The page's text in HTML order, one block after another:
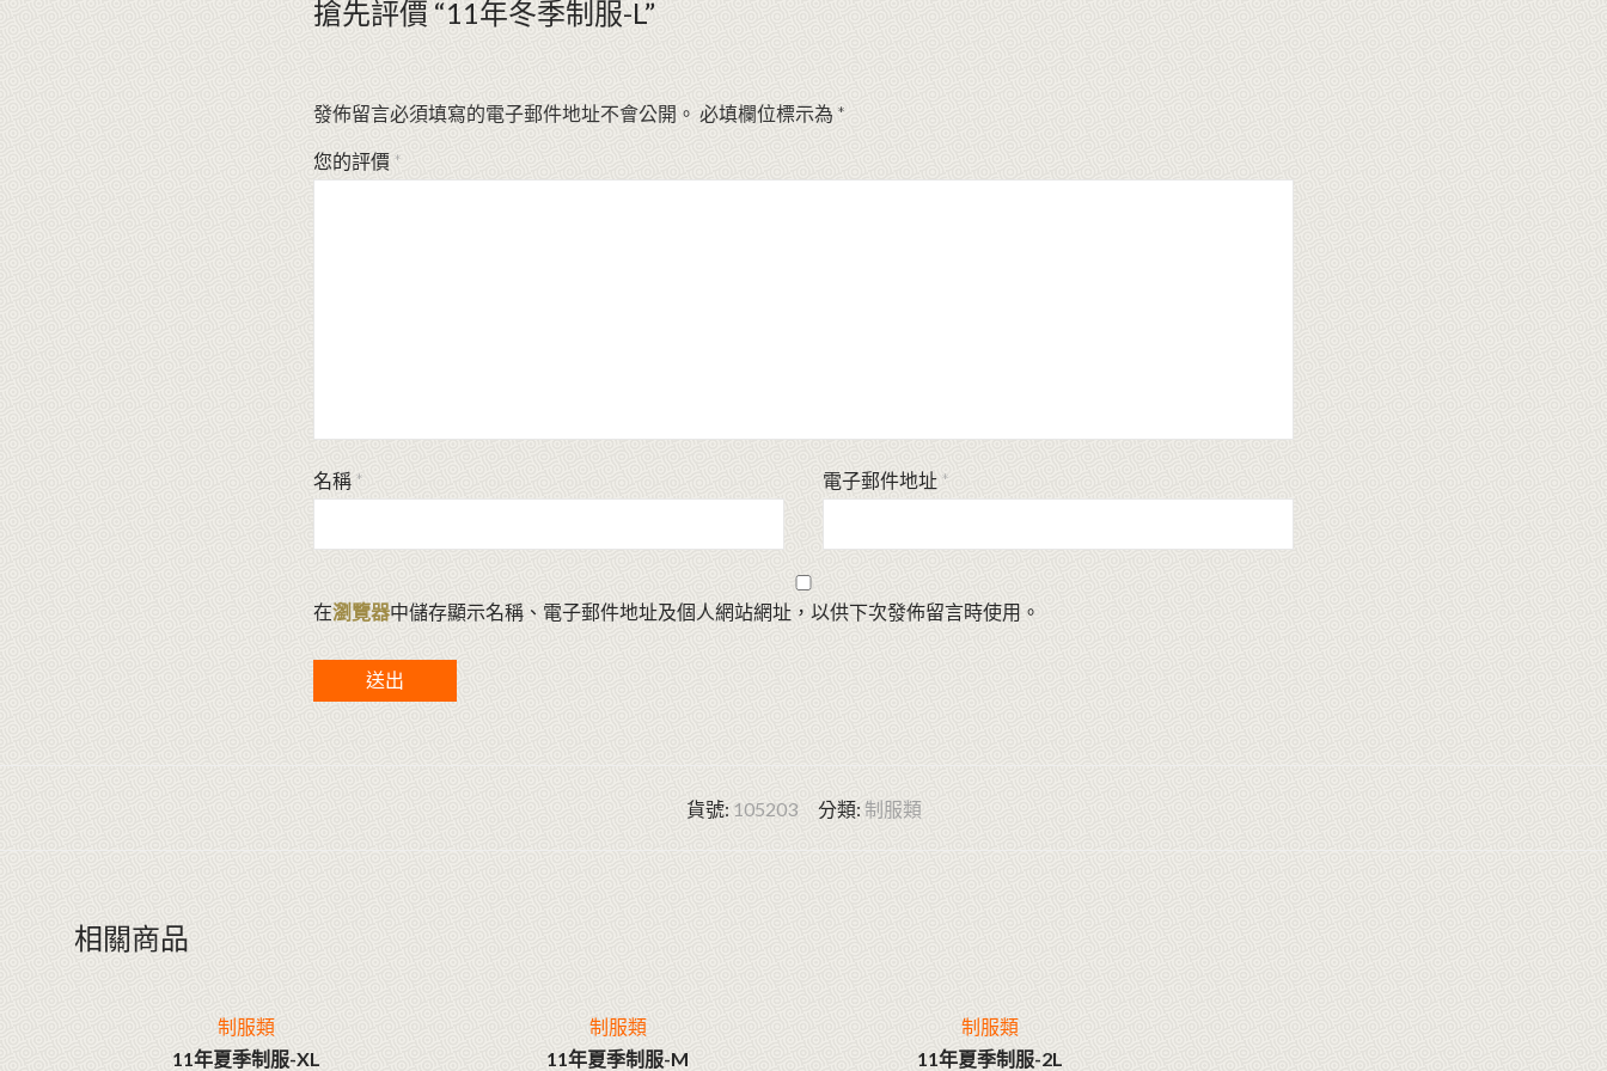
搶先評價 “11年冬季制服-L”
發佈留言必須填寫的電子郵件地址不會公開。 必填欄位標示為 *
您的評價 *
名稱 * 電子郵件地址 *
在瀏覽器中儲存顯示名稱、電子郵件地址及個人網站網址，以供下次發佈留言時使用。
貨號: 105203 分類: 制服類
相關商品
制服類
11年夏季制服-XL
制服類
11年夏季制服-M
制服類
11年夏季制服-2L